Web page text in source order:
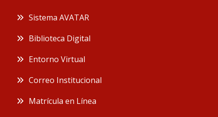
Sistema AVATAR
Biblioteca Digital
Entorno Virtual
Correo Institucional
Matrícula en Línea